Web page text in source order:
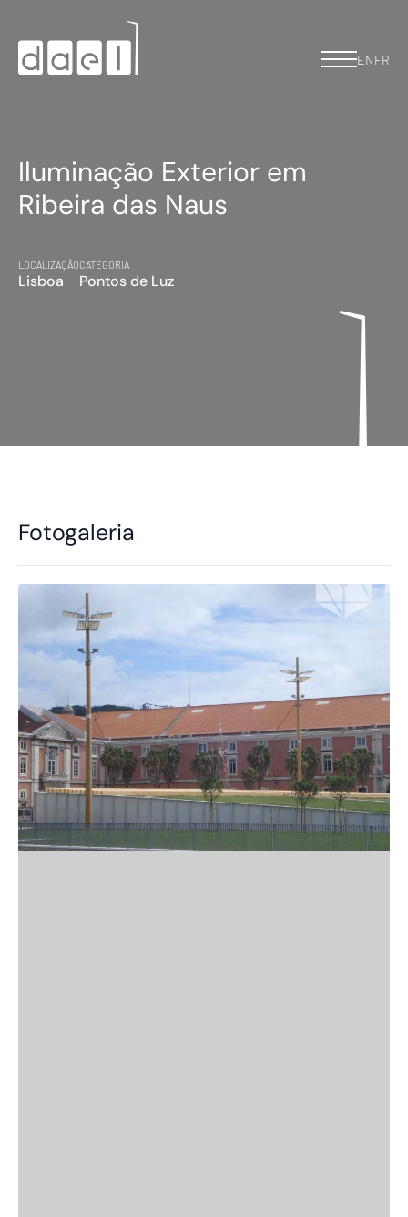
ENFR
Iluminação Exterior em
Ribeira das Naus
LOCALIZAÇÃO
Lisboa
CATEGORIA
Pontos de Luz
Fotogaleria